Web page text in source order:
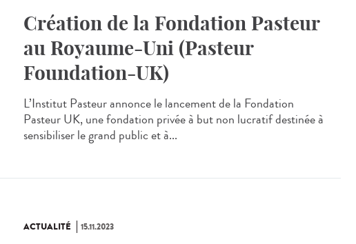
Création de la Fondation Pasteur
au Royaume-Uni (Pasteur
Foundation-UK)
L’Institut Pasteur annonce le lancement de la Fondation
Pasteur UK, une fondation privée à but non lucratif destinée à
sensibiliser le grand public et à...
ACTUALITÉ 15.11.2023